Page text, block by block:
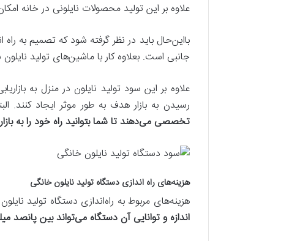
علاوه بر این تولید محصولات نایلونی در خانه
بااین‌حال باید در نظر گرفته شود که تصمیم به
جانبی است. بعلاوه کار با ماشین‌های تولید
علاوه بر این سود تولید نایلون در منزل به
رسیدن به بازار هدف به طور موثر ایجاد کنند.
تخصصی می‌دهند تا شما بتوانید راه خود را به
هزینه‌های راه اندازی دستگاه تولید نایلون خانگی
هزینه‌های مربوط به راه‌اندازی دستگاه تولید
اندازه و توانایی آن دستگاه می‌تواند بین پانصد میلیون تا دو میلیارد و